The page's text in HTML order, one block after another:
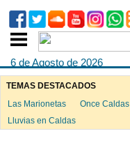
6 de Agosto de 2026
TEMAS DESTACADOS
Las Marionetas
Once Caldas
Lluvias en Caldas